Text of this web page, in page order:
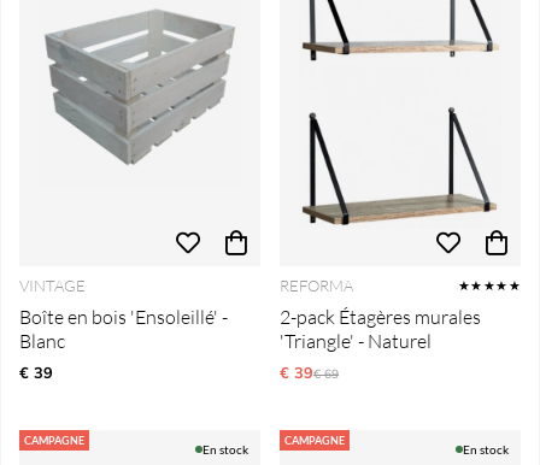
VINTAGE
Boîte en bois 'Ensoleillé' -
Blanc
€ 39
REFORMA ★★★★★
2-pack Étagères murales
'Triangle' - Naturel
€ 39Prix régulier:
€ 69
CAMPAGNE
En stock
CAMPAGNE
En stock